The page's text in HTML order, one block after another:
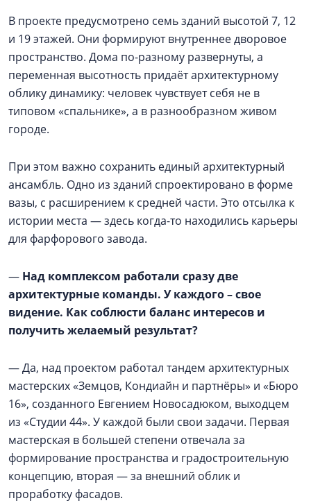
В проекте предусмотрено семь зданий высотой 7, 12
и 19 этажей. Они формируют внутреннее дворовое
пространство. Дома по-разному развернуты, а
переменная высотность придаёт архитектурному
облику динамику: человек чувствует себя не в
типовом «спальнике», а в разнообразном живом
городе.
При этом важно сохранить единый архитектурный
ансамбль. Одно из зданий спроектировано в форме
вазы, с расширением к средней части. Это отсылка к
истории места — здесь когда-то находились карьеры
для фарфорового завода.
— Над комплексом работали сразу две
архитектурные команды. У каждого – свое
видение. Как соблюсти баланс интересов и
получить желаемый результат?
— Да, над проектом работал тандем архитектурных
мастерских «Земцов, Кондиайн и партнёры» и «Бюро
16», созданного Евгением Новосадюком, выходцем
из «Студии 44». У каждой были свои задачи. Первая
мастерская в большей степени отвечала за
формирование пространства и градостроительную
концепцию, вторая — за внешний облик и
проработку фасадов.